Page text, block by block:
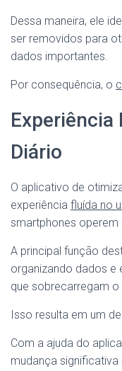
Dessa maneira, ele
ser removidos para
dados importantes.
Por consequência, o
Experiência
Diário
O aplicativo de
experiência fluída no
smartphones
A principal função
organizando dados e
que sobrecarregam o
Isso resulta em um
Com a ajuda do
mudança